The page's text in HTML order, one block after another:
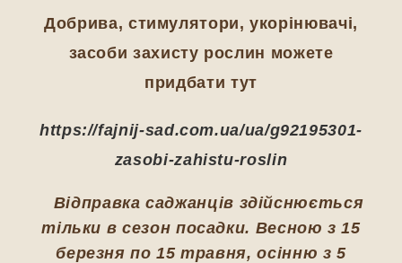
Добрива, стимулятори, укорінювачі,
засоби захисту рослин можете
придбати тут
https://fajnij-sad.com.ua/ua/g92195301-
zasobi-zahistu-roslin
Відправка саджанців здійснюється
тільки в сезон посадки. Весною з 15
березня по 15 травня, осінню з 5